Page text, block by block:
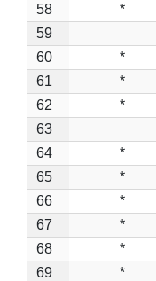
58
*
59
60
*
61
*
62
*
63
64
*
65
*
66
*
67
*
68
*
69
*